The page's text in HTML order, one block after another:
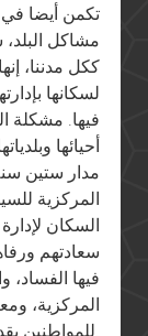
تكمن أيضا
مشاكل
ككل مدننا،
لسكانها
فيها. مشكلة
أحيائها
مدار ستين
المركزية
السكان
سعادتهم
فيها
المركزية،
للمواطنين بقدر ما هو إحكام قبضة الدولة على المدينة.